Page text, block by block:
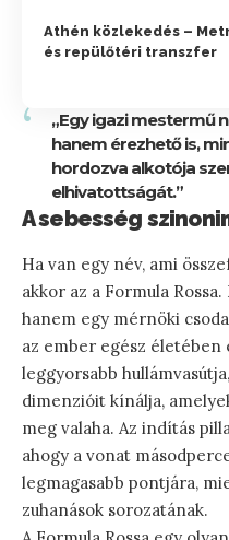
Athén közlekedés –
és repülőtéri transzfer
„Egy igazi mestermű
hanem érezhető is,
hordozva alkotója
elhivatottságát.”
A sebesség
Ha van egy név, ami
akkor az a Formula
hanem egy mérnöki
az ember egész életében
leggyorsabb
dimenzióit kínálja,
meg valaha. Az indítás
ahogy a vonat
legmagasabb pontjára,
zuhanások sorozatának.